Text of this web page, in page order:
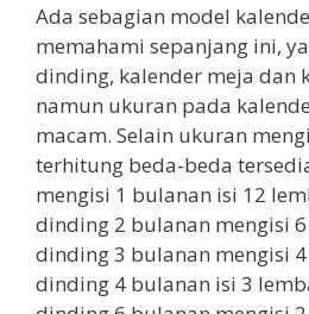
Ada sebagian model
memahami sepanjang ini,
dinding, kalender meja dan
namun ukuran pada
macam. Selain ukuran
terhitung beda-beda
mengisi 1 bulanan isi 12
dinding 2 bulanan mengisi
dinding 3 bulanan mengisi
dinding 4 bulanan isi 3